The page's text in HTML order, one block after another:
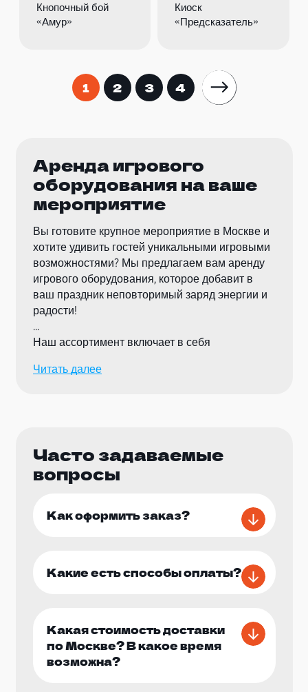
Кнопочный бой
«Амур»
Киоск
«Предсказатель»
1 2 3 4
Аренда игрового
оборудования на ваше
мероприятие
Вы готовите крупное мероприятие в Москве и
хотите удивить гостей уникальными игровыми
возможностями? Мы предлагаем вам аренду
игрового оборудования, которое добавит в
ваш праздник неповторимый заряд энергии и
радости!
Наш ассортимент включает в себя
подойдет для детей и взрослых. От
Мы гарантируем высокое качество и
безопасность всего игрового оборудования.
техническое обслуживание и проверку на
соответствие стандартам безопасности. Наши
мероприятии, чтобы все работало безупречно.
оборудования прямо на место вашего
мероприятия в Москве. Наша команда
опытных специалистов установит и настроит
Читать далее
Часто задаваемые
вопросы
Как оформить заказ?
Какие есть способы оплаты?
Какая стоимость доставки
по Москве? В какое время
возможна?